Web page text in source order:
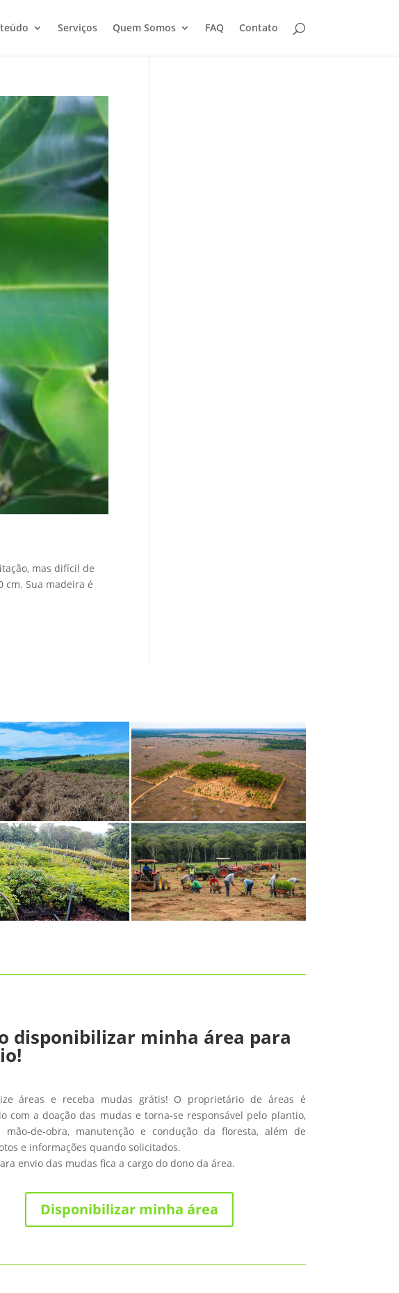
Serviços Quem Somos FAQ Contato
mas difícil de
cm. Sua madeira é
disponibilizar minha área para
áreas e receba mudas grátis! O proprietário de áreas é
com a doação das mudas e torna-se responsável pelo plantio,
mão-de-obra, manutenção e condução da floresta, além de
e informações quando solicitados.
envio das mudas fica a cargo do dono da área.
Disponibilizar minha área